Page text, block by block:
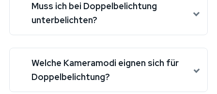
Muss ich bei Doppelbelichtung
unterbelichten?
Welche Kameramodi eignen sich für
Doppelbelichtung?